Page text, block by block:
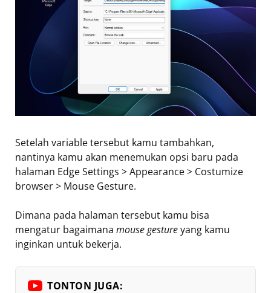
Setelah variable tersebut kamu tambahkan,
nantinya kamu akan menemukan opsi baru pada
halaman Edge Settings > Appearance > Costumize
browser > Mouse Gesture.
Dimana pada halaman tersebut kamu bisa
mengatur bagaimana mouse gestureyang kamu
inginkan untuk bekerja.
TONTON JUGA: